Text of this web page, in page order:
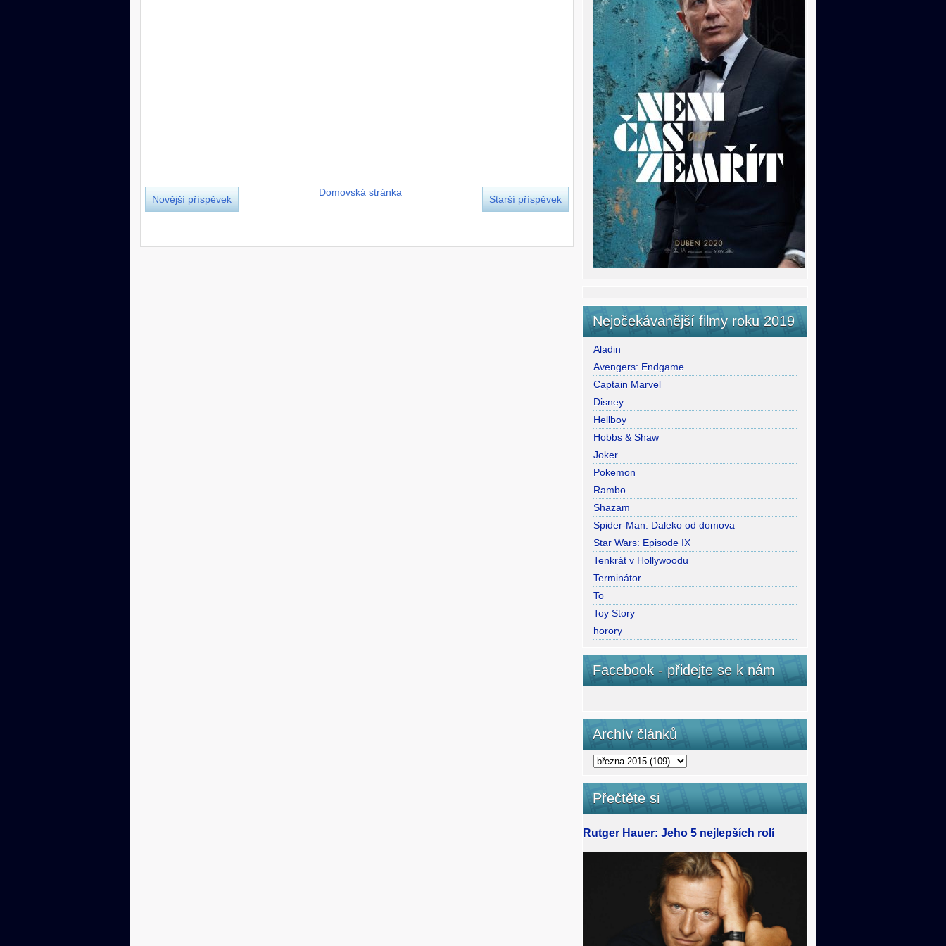
Novější příspěvek Starší příspěvek
Domovská stránka
Nejočekávanější filmy roku 2019
Aladin
Avengers: Endgame
Captain Marvel
Disney
Hellboy
Hobbs & Shaw
Joker
Pokemon
Rambo
Shazam
Spider-Man: Daleko od domova
Star Wars: Episode IX
Tenkrát v Hollywoodu
Terminátor
To
Toy Story
horory
Facebook - přidejte se k nám
Archív článků
Přečtěte si
Rutger Hauer: Jeho 5 nejlepších rolí